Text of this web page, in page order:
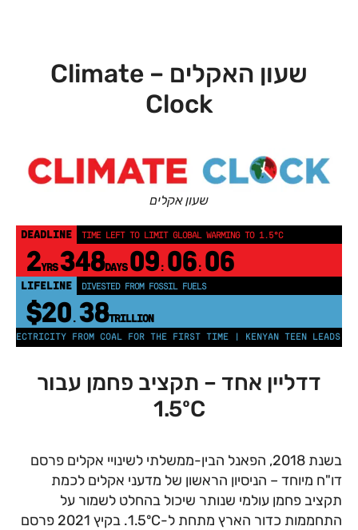
שעון האקלים – Climate
Clock
שעון אקלים
DEADLINE TIME LEFT TO LIMIT GLOBAL WARMING TO 1.5°C
2YRS348DAYS 09: 06: 05
LIFELINE DIVESTED FROM FOSSIL FUELS
$33. 97TRILLION
COAL FOR THE FIRST TIME | KENYAN TEEN LEADS
דדליין אחד – תקציב פחמן עבור
1.5ºC
בשנת 2018, הפאנל הבין-ממשלתי לשינויי אקלים פרסם
דו"ח מיוחד – הניסיון הראשון של מדעני אקלים לכמת
תקציב פחמן עולמי שנותר שיכול בהחלט לשמור על
התחממות כדור הארץ מתחת ל-1.5ºC. בקיץ 2021 פרסם